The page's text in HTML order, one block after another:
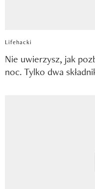
Lifehacki
Nie uwierzysz, jak
noc. Tylko dwa